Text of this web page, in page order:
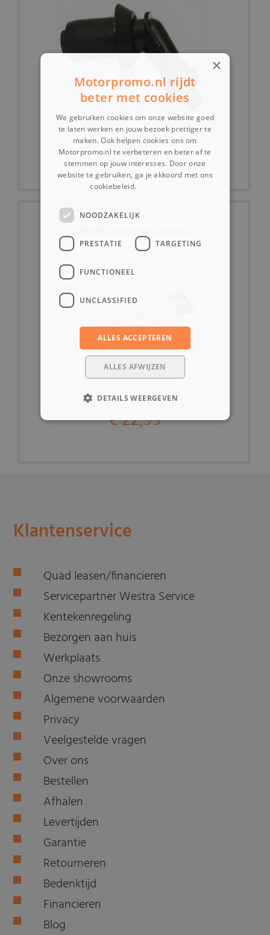
€ 4,99
€ 22,99
Klantenservice
Quad leasen/financieren
Servicepartner Westra Service
Kentekenregeling
Bezorgen aan huis
Werkplaats
Onze showrooms
Algemene voorwaarden
Privacy
Veelgestelde vragen
Over ons
Bestellen
Afhalen
Levertijden
Garantie
Retourneren
Bedenktijd
Financieren
Blog
×
Motorpromo.nl rijdt
beter met cookies
We gebruiken cookies om onze website goed
te laten werken en jouw bezoek prettiger te
maken. Ook helpen cookies ons om
Motorpromo.nl te verbeteren en beter af te
stemmen op jouw interesses. Door onze
website te gebruiken, ga je akkoord met ons
cookiebeleid.
NOODZAKELIJK
PRESTATIE TARGETING
FUNCTIONEEL
UNCLASSIFIED
ALLES ACCEPTEREN
ALLES AFWIJZEN
DETAILS WEERGEVEN